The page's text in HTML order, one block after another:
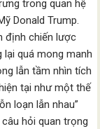
trong quan hệ
Donald Trump.
định chiến lược
lại quá mong manh
lẫn tầm nhìn tích
tại như một thế
loạn lẫn nhau”
hỏi quan trọng